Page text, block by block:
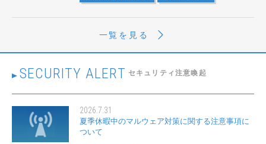
一覧を見る
SECURITY ALERT セキュリティ注意喚起
2026.7.31
夏季休暇中のマルウェア対策に関する注意事項に
ついて